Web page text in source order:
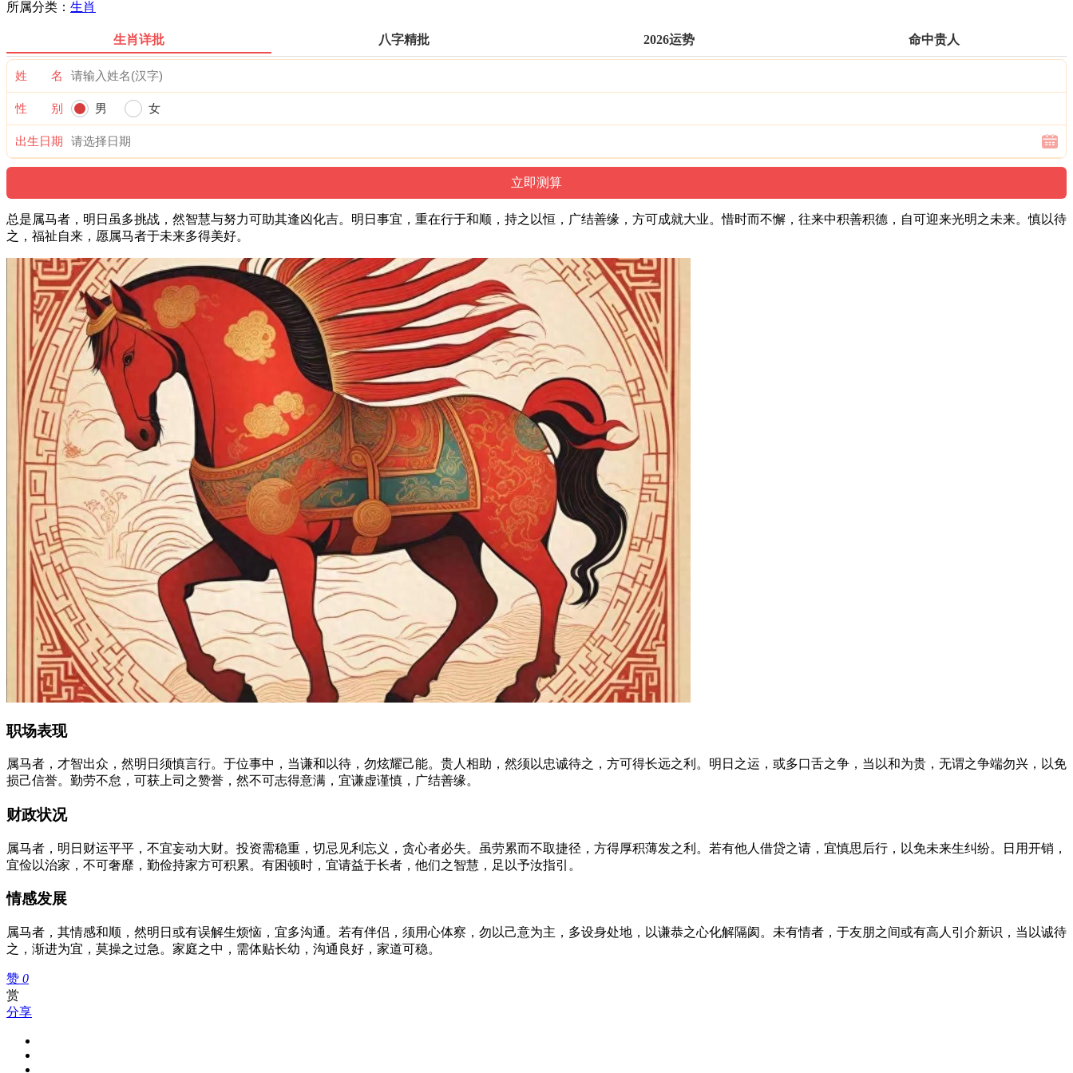
所属分类： 生肖
生肖详批 八字精批 2026运势 命中贵人
姓 名
性 别 男 女
出生日期
总是属马者，明日虽多挑战，然智慧与努力可助其逢凶化吉。明日事宜，重在行于和顺，持之以恒，广结善缘，方可成就大业。惜时而不懈，往来中积善积德，自可迎来光明之未来。慎以待
之，福祉自来，愿属马者于未来多得美好。
职场表现
属马者，才智出众，然明日须慎言行。于位事中，当谦和以待，勿炫耀己能。贵人相助，然须以忠诚待之，方可得长远之利。明日之运，或多口舌之争，当以和为贵，无谓之争端勿兴，以免
损己信誉。勤劳不怠，可获上司之赞誉，然不可志得意满，宜谦虚谨慎，广结善缘。
财政状况
属马者，明日财运平平，不宜妄动大财。投资需稳重，切忌见利忘义，贪心者必失。虽劳累而不取捷径，方得厚积薄发之利。若有他人借贷之请，宜慎思后行，以免未来生纠纷。日用开销，
宜俭以治家，不可奢靡，勤俭持家方可积累。有困顿时，宜请益于长者，他们之智慧，足以予汝指引。
情感发展
属马者，其情感和顺，然明日或有误解生烦恼，宜多沟通。若有伴侣，须用心体察，勿以己意为主，多设身处地，以谦恭之心化解隔阂。未有情者，于友朋之间或有高人引介新识，当以诚待
之，渐进为宜，莫操之过急。家庭之中，需体贴长幼，沟通良好，家道可稳。
赞 0
赏
分享